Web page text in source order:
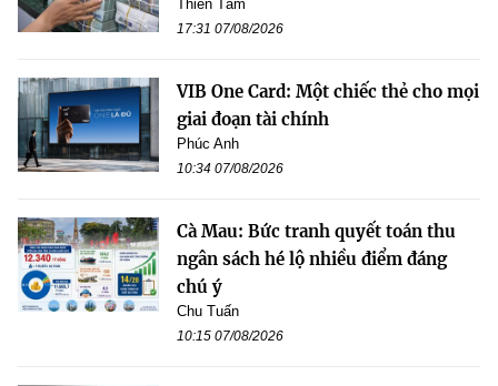
Thiên Tâm
17:31 07/08/2026
VIB One Card: Một chiếc thẻ cho mọi
giai đoạn tài chính
Phúc Anh
10:34 07/08/2026
Cà Mau: Bức tranh quyết toán thu
ngân sách hé lộ nhiều điểm đáng
chú ý
Chu Tuấn
10:15 07/08/2026